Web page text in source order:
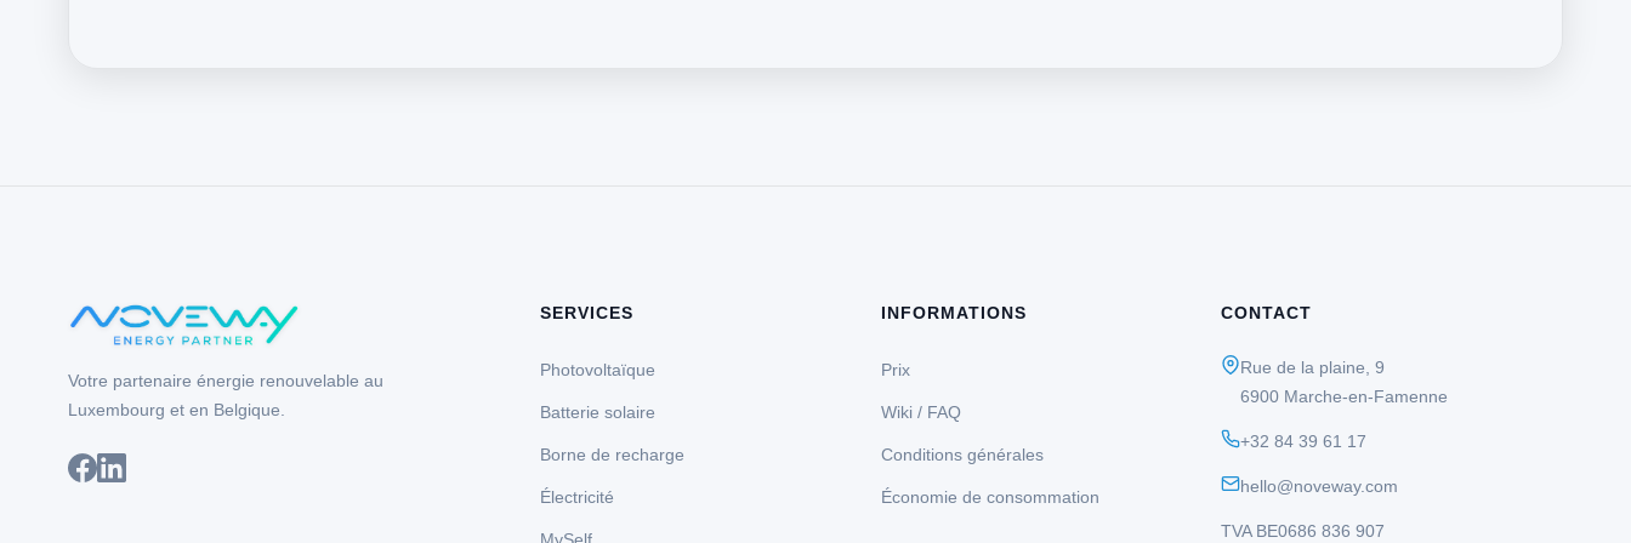
Votre partenaire énergie renouvelable au
Luxembourg et en Belgique.
SERVICES
Photovoltaïque
Batterie solaire
Borne de recharge
Électricité
INFORMATIONS
Prix
Wiki / FAQ
Conditions générales
Économie de consommation
CONTACT
Rue de la plaine, 9
6900 Marche-en-Famenne
+32 84 39 61 17
hello@noveway.com
TVA BE0686 836 907